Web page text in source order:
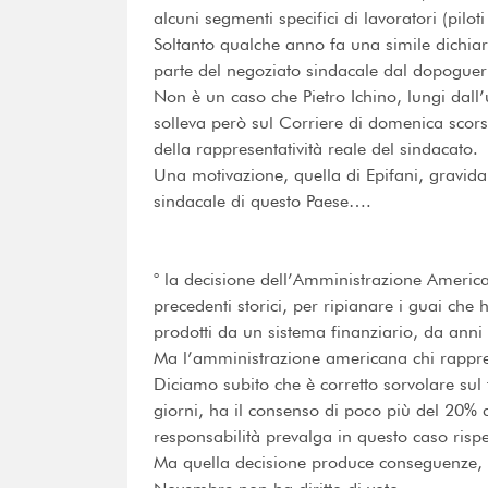
alcuni segmenti specifici di lavoratori
Soltanto qualche anno fa una simile
parte del negoziato sindacale dal
Non è un caso che Pietro Ichino, lungi
solleva però sul Corriere di domenica
della rappresentatività reale del sindacato.
Una motivazione, quella di Epifani,
sindacale di questo Paese….
° la decisione dell’Amministrazione
precedenti storici, per ripianare i guai che
prodotti da un sistema finanziario, da
Ma l’amministrazione americana chi
Diciamo subito che è corretto sorvolare
giorni, ha il consenso di poco più del 20%
responsabilità prevalga in questo caso
Ma quella decisione produce